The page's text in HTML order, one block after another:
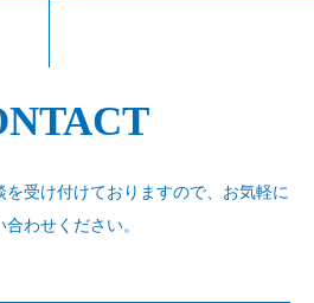
受け付けておりますので、 お気軽に
合わせください。